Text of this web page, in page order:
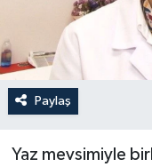
Paylaş
Yaz mevsimiyle
Yerel